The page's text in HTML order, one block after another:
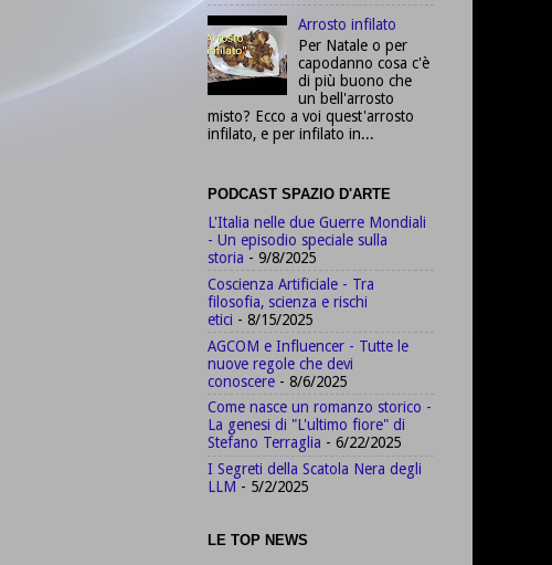
Arrosto infilato
Per Natale o per
capodanno cosa c'è
di più buono che
un bell'arrosto
misto? Ecco a voi quest'arrosto
infilato, e per infilato in...
PODCAST SPAZIO D'ARTE
L'Italia nelle due Guerre Mondiali
- Un episodio speciale sulla
storia - 9/8/2025
Coscienza Artificiale - Tra
filosofia, scienza e rischi
etici - 8/15/2025
AGCOM e Influencer - Tutte le
nuove regole che devi
conoscere - 8/6/2025
Come nasce un romanzo storico -
La genesi di "L'ultimo fiore" di
Stefano Terraglia - 6/22/2025
I Segreti della Scatola Nera degli
LLM - 5/2/2025
LE TOP NEWS